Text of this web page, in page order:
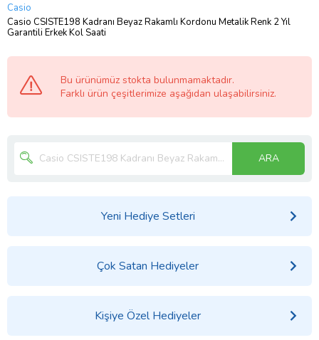
Casio
Casio CSISTE198 Kadranı Beyaz Rakamlı Kordonu Metalik Renk 2 Yıl
Garantili Erkek Kol Saati
Bu ürünümüz stokta bulunmamaktadır.
Farklı ürün çeşitlerimize aşağıdan ulaşabilirsiniz.
ARA
Yeni Hediye Setleri
Çok Satan Hediyeler
Kişiye Özel Hediyeler